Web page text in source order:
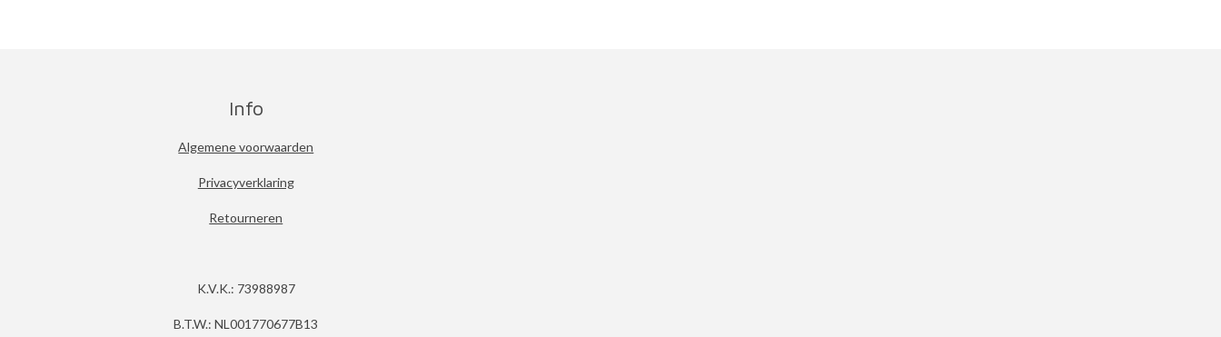
Info
Algemene voorwaarden
Privacyverklaring
Retourneren
K.V.K.: 73988987
B.T.W.: NL001770677B13